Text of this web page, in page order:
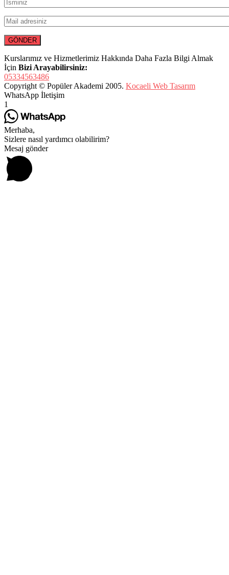
Kurslarımız ve Hizmetlerimiz Hakkında Daha Fazla Bilgi Almak
İçin Bizi Arayabilirsiniz:
05334563486
Copyright © Popüler Akademi 2005. Kocaeli Web Tasarım
WhatsApp İletişim
1
Merhaba,
Sizlere nasıl yardımcı olabilirim?
Mesaj gönder